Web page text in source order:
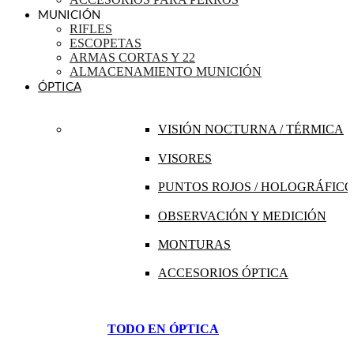
MUNICIÓN
RIFLES
ESCOPETAS
ARMAS CORTAS Y 22
ALMACENAMIENTO MUNICIÓN
ÓPTICA
VISIÓN NOCTURNA / TÉRMICA
VISORES
PUNTOS ROJOS /
OBSERVACIÓN Y MEDICIÓN
MONTURAS
ACCESORIOS ÓPTICA
TODO EN ÓPTICA